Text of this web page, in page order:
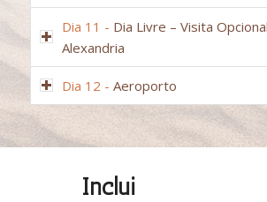
Dia 11 - Dia Livre – Visita
Alexandria
Dia 12 - Aeroporto
Inclui